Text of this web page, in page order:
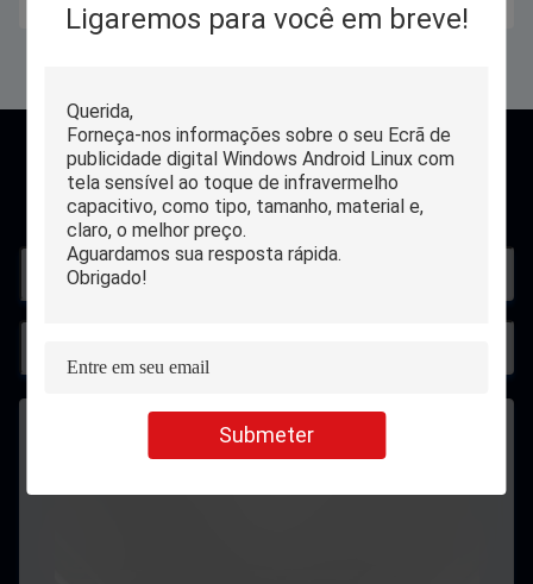
Ligaremos para você em breve!
Submeter
contato